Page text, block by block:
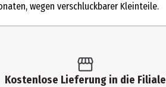
wegen verschluckbarer Kleinteile.
Kostenlose Lieferung in die Filiale